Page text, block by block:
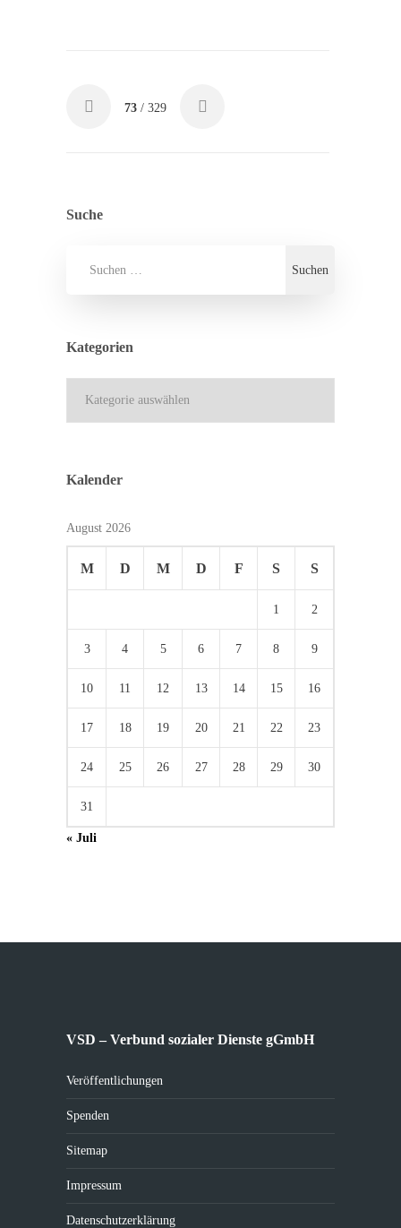
73 / 329
Suche
Kategorien
Kalender
August 2026
M D M D F S S
1 2
3 4 5 6 7 8 9
10 11 12 13 14 15 16
17 18 19 20 21 22 23
24 25 26 27 28 29 30
31
« Juli
VSD – Verbund sozialer Dienste gGmbH
Veröffentlichungen
Spenden
Sitemap
Impressum
Datenschutzerklärung